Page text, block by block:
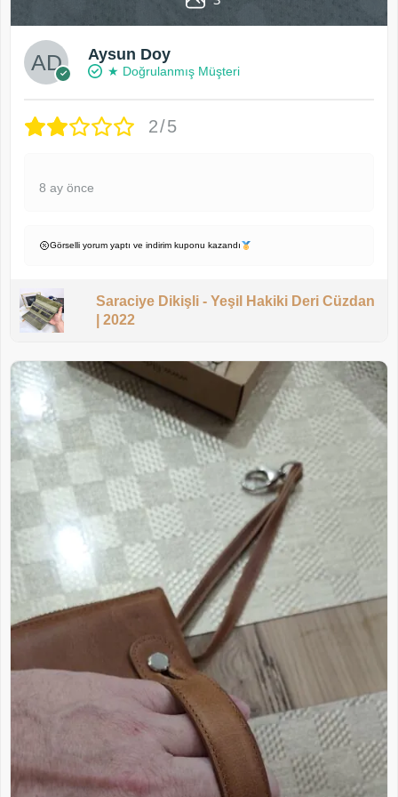
Aysun Doy
★ Doğrulanmış Müşteri
2/5
8 ay önce
Görselli yorum yaptı ve indirim kuponu kazandı
Saraciye Dikişli - Yeşil Hakiki Deri Cüzdan
| 2022